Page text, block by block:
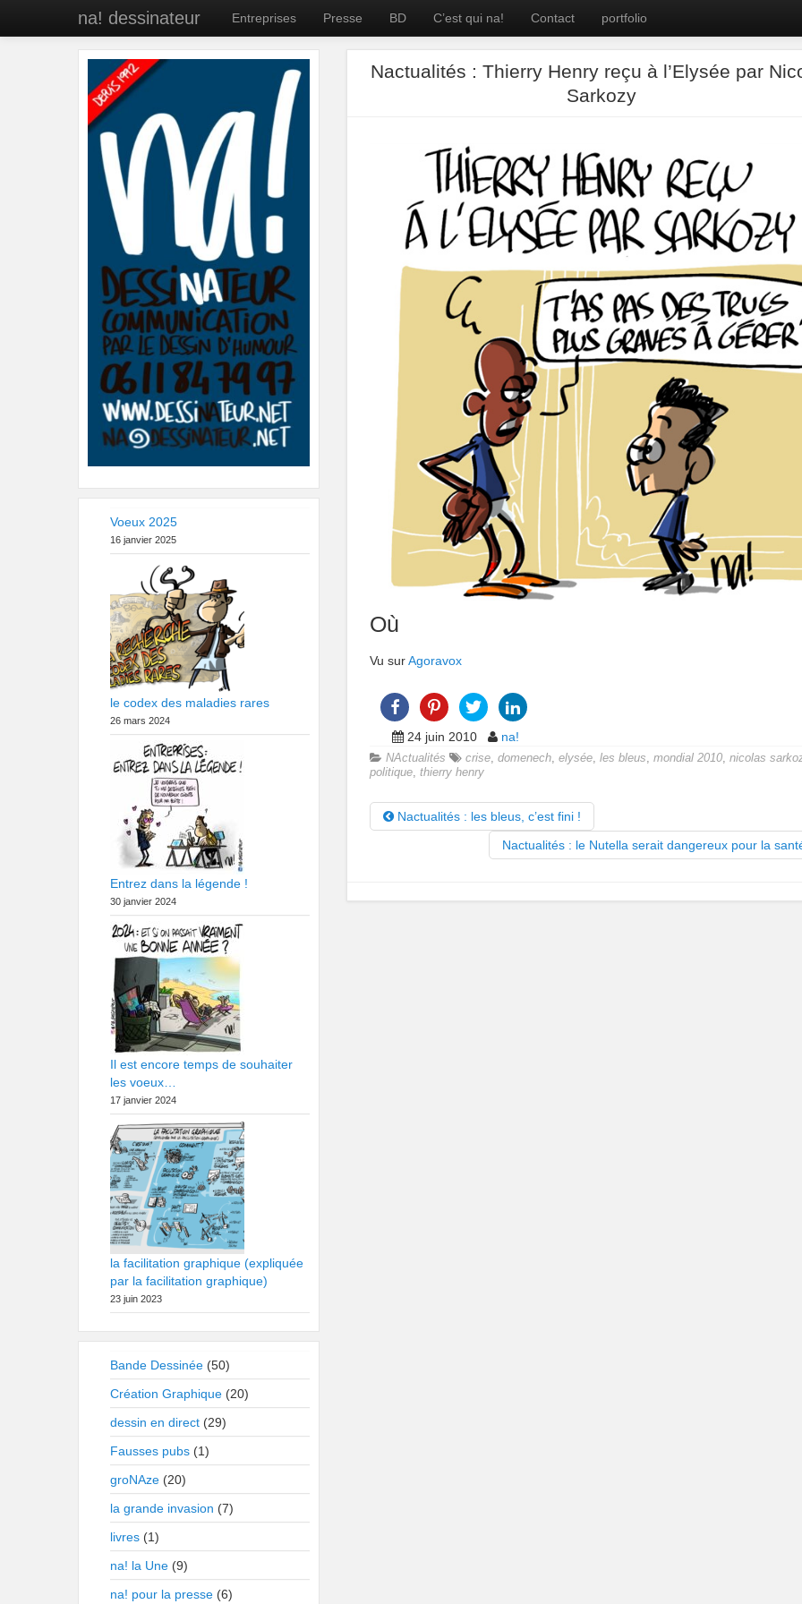
na! dessinateur Entreprises Presse BD C’est qui na! Contact portfolio
Nactualités : Thierry Henry reçu à l’Elysée par
Sarkozy
Où
Vu surAgoravox
24 juin 2010 na!
NActualités crise, domenech, elysée, les bleus, mondial 2010, nicolas
politique, thierry henry
Nactualités : les bleus, c’est fini !
Nactualités : le Nutella serait dangereux pour la
Voeux 2025
16 janvier 2025
le codex des maladies rares
26 mars 2024
Entrez dans la légende !
30 janvier 2024
Il est encore temps de souhaiter
les voeux…
17 janvier 2024
la facilitation graphique (expliquée
par la facilitation graphique)
23 juin 2023
Bande Dessinée (50)
Création Graphique (20)
dessin en direct (29)
Fausses pubs (1)
groNAze (20)
la grande invasion (7)
livres (1)
na! la Une (9)
na! pour la presse (6)